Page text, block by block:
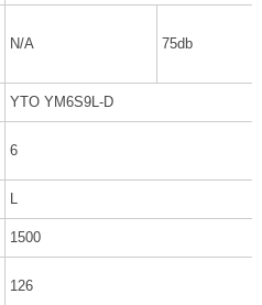
N/A 75db
YTO YM6S9L-D
6
L
1500
126